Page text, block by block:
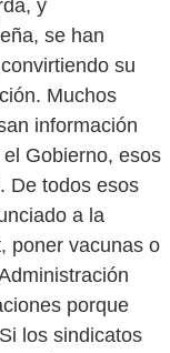
y
se han
su
Muchos
información
Gobierno, esos
De todos esos
a la
poner vacunas o
porque
los sindicatos